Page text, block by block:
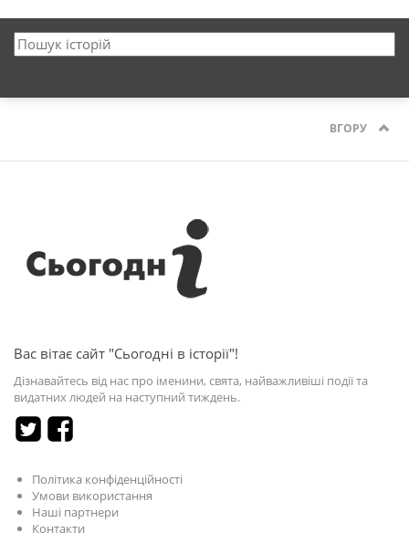
ВГОРУ
Вас вітає сайт "Сьогодні в історії"!
Дізнавайтесь від нас про іменини, свята, найважливіші події та
видатних людей на наступний тиждень.
Політика конфіденційності
Умови використання
Наші партнери
Контакти